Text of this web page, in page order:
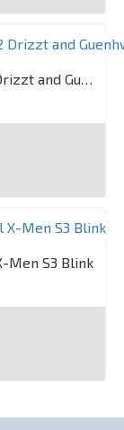
Фигурка Funko POP! Games D&D S2 Drizzt and Guenhwyvar 2PK
Men S3 Blink